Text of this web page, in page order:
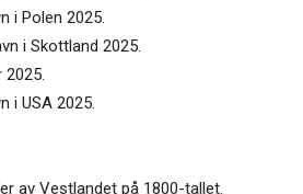
i Polen 2025.
i Skottland 2025.
i USA 2025.
av Vestlandet på 1800-tallet.